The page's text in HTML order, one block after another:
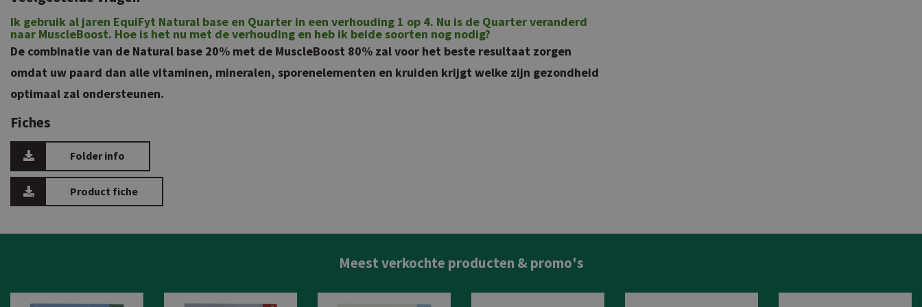
Ik gebruik al jaren EquiFyt Natural base en Quarter in een verhouding 1 op 4. Nu is de Quarter veranderd
naar MuscleBoost. Hoe is het nu met de verhouding en heb ik beide soorten nog nodig?
De combinatie van de Natural base 20% met de MuscleBoost 80% zal voor het beste resultaat zorgen
omdat uw paard dan alle vitaminen, mineralen, sporenelementen en kruiden krijgt welke zijn gezondheid
optimaal zal ondersteunen.
Fiches
Folder info
Product fiche
Meest verkochte producten & promo's